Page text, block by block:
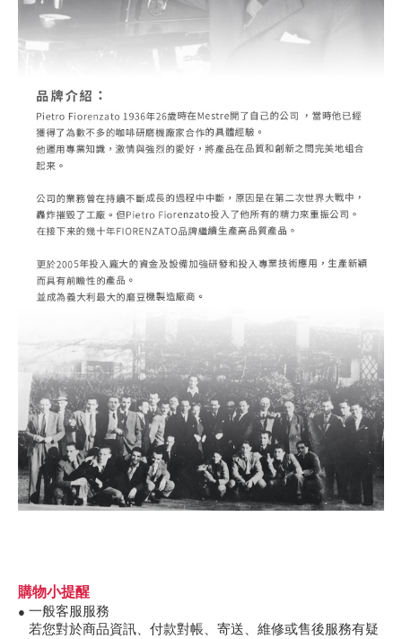
購物小提醒
● 一般客服服務
若您對於商品資訊、付款對帳、寄送、維修或售後服務有疑